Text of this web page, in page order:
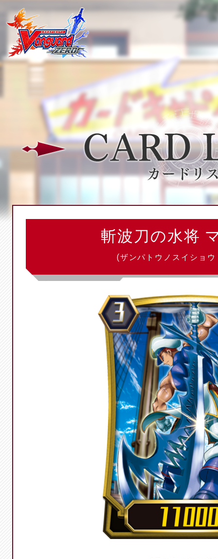
斬波刀の水将
(ザンパトウノスイショ